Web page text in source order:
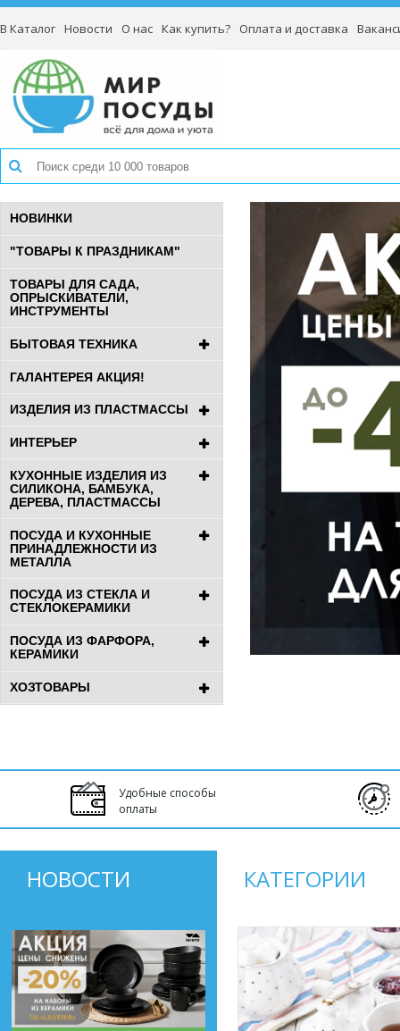
В Каталог Новости О нас Как купить? Оплата и доставка
НОВИНКИ
"ТОВАРЫ К ПРАЗДНИКАМ"
ТОВАРЫ ДЛЯ САДА,
ОПРЫСКИВАТЕЛИ,
ИНСТРУМЕНТЫ
БЫТОВАЯ ТЕХНИКА
ГАЛАНТЕРЕЯ АКЦИЯ!
ИЗДЕЛИЯ ИЗ ПЛАСТМАССЫ
ИНТЕРЬЕР
КУХОННЫЕ ИЗДЕЛИЯ ИЗ
СИЛИКОНА, БАМБУКА,
ДЕРЕВА, ПЛАСТМАССЫ
ПОСУДА И КУХОННЫЕ
ПРИНАДЛЕЖНОСТИ ИЗ
МЕТАЛЛА
ПОСУДА ИЗ СТЕКЛА И
СТЕКЛОКЕРАМИКИ
ПОСУДА ИЗ ФАРФОРА,
КЕРАМИКИ
ХОЗТОВАРЫ
Удобные способы
оплаты
НОВОСТИ КАТЕГОРИИ